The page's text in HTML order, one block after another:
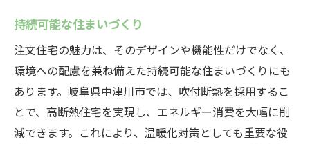
持続可能な住まいづくり
注文住宅の魅力は、そのデザインや機能性だけでなく、
環境への配慮を兼ね備えた持続可能な住まいづくりにも
あります。岐阜県中津川市では、吹付断熱を採用するこ
とで、高断熱住宅を実現し、エネルギー消費を大幅に削
減できます。これにより、温暖化対策としても重要な役